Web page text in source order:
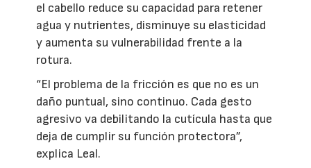
el cabello reduce su capacidad para retener
agua y nutrientes, disminuye su elasticidad
y aumenta su vulnerabilidad frente a la
rotura.
“El problema de la fricción es que no es un
daño puntual, sino continuo. Cada gesto
agresivo va debilitando la cutícula hasta que
deja de cumplir su función protectora”,
explica Leal.